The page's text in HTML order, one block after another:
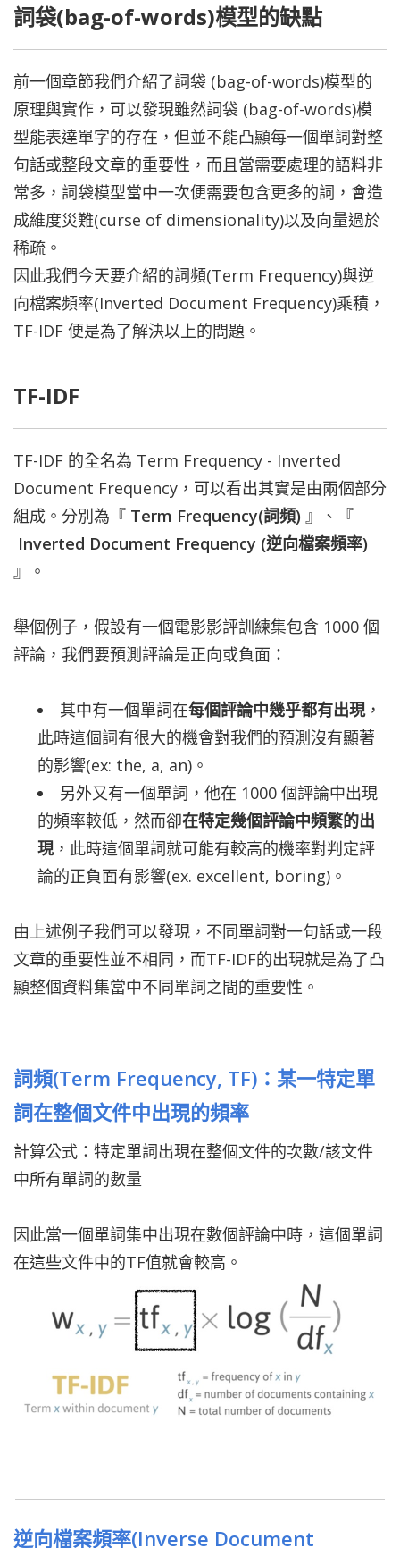
詞袋(bag-of-words)模型的缺點
前一個章節我們介紹了詞袋 (bag-of-words)模型的
原理與實作，可以發現雖然詞袋 (bag-of-words)模
型能表達單字的存在，但並不能凸顯每一個單詞對整
句話或整段文章的重要性，而且當需要處理的語料非
常多，詞袋模型當中一次便需要包含更多的詞，會造
成維度災難(curse of dimensionality)以及向量過於
稀疏。
因此我們今天要介紹的詞頻(Term Frequency)與逆
向檔案頻率(Inverted Document Frequency)乘積，
TF-IDF 便是為了解決以上的問題。
TF-IDF
TF-IDF 的全名為 Term Frequency - Inverted
Document Frequency，可以看出其實是由兩個部分
組成。分別為『 Term Frequency(詞頻) 』、『
Inverted Document Frequency (逆向檔案頻率)
』。
舉個例子，假設有一個電影影評訓練集包含 1000 個
評論，我們要預測評論是正向或負面：
其中有一個單詞在每個評論中幾乎都有出現，
此時這個詞有很大的機會對我們的預測沒有顯著
的影響(ex: the, a, an)。
另外又有一個單詞，他在 1000 個評論中出現
的頻率較低，然而卻在特定幾個評論中頻繁的出
現，此時這個單詞就可能有較高的機率對判定評
論的正負面有影響(ex. excellent, boring)。
由上述例子我們可以發現，不同單詞對一句話或一段
文章的重要性並不相同，而TF-IDF的出現就是為了凸
顯整個資料集當中不同單詞之間的重要性。
詞頻(Term Frequency, TF)：某一特定單
詞在整個文件中出現的頻率
計算公式：特定單詞出現在整個文件的次數/該文件
中所有單詞的數量
因此當一個單詞集中出現在數個評論中時，這個單詞
在這些文件中的TF值就會較高。
逆向檔案頻率(Inverse Document